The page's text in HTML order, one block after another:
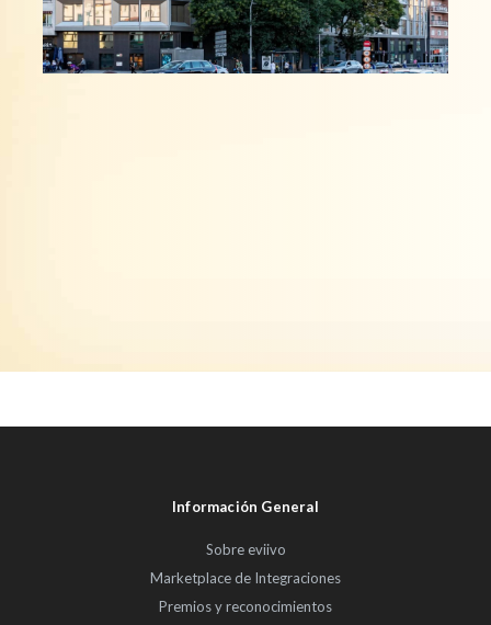
Información General
Sobre eviivo
Marketplace de Integraciones
Premios y reconocimientos